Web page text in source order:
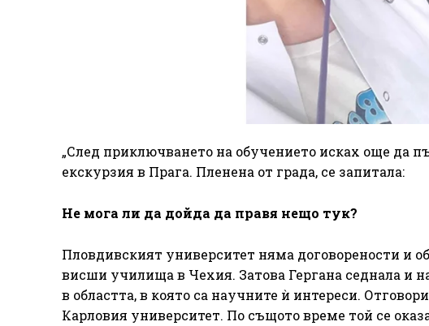
„След приключването на обучението исках още да
екскурзия в Прага. Пленена от града, се запитала:
Не мога ли да дойда да правя нещо тук?
Пловдивският университет няма договорености и
висши училища в Чехия. Затова Гергана седнала и
в областта, в която са научните ѝ интереси.
Карловия университет. По същото време той се